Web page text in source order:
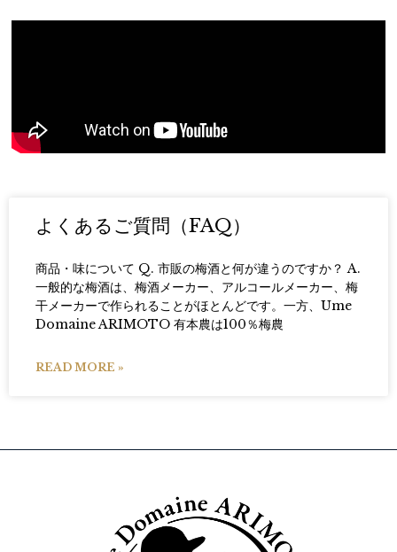
よくあるご質問（FAQ）
商品・味について Q. 市販の梅酒と何が違うのですか？ A.
一般的な梅酒は、梅酒メーカー、アルコールメーカー、梅
干メーカーで作られることがほとんどです。一方、Ume
Domaine ARIMOTO 有本農は100％梅農
READ MORE »